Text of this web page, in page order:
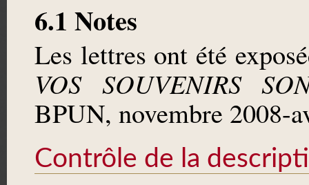
6.1 Notes
Les lettres ont été
VOS SOUVENIRS
BPUN, novembre 2008-
Contrôle de la